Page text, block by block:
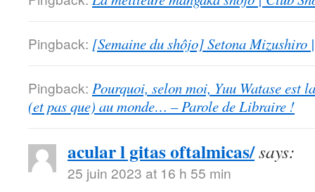
Pingback: [Semaine du shôjo] Setona Mizushiro
Pingback: Pourquoi, selon moi, Yuu Watase est
(et pas que) au monde… – Parole de Libraire !
acular l gitas oftalmicas/says:
25 juin 2023 at 16 h 55 min